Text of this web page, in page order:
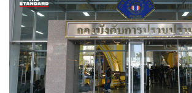
และกำหนดให้การแก้ไขรัฐธรรมนูญ
เสียงเห็นชอบรัฐสภา 2 ใน 3 ในทางป
ไปยาก ซึ่งหากเกิดปัญหาในการแก้ไ
รัฐสภาจะไม่สามารถฝ่าวิกฤตไปได้